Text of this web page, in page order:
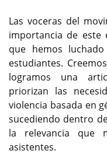
Las voceras del
importancia de este
que hemos
estudiantes.
logramos una
priorizan las
violencia basada en
sucediendo dentro
la relevancia que
asistentes.